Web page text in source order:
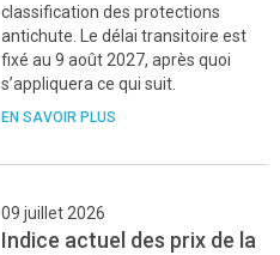
classification des protections
antichute. Le délai transitoire est
fixé au 9 août 2027, après quoi
s’appliquera ce qui suit.
EN SAVOIR PLUS
09 juillet 2026
Indice actuel des prix de la